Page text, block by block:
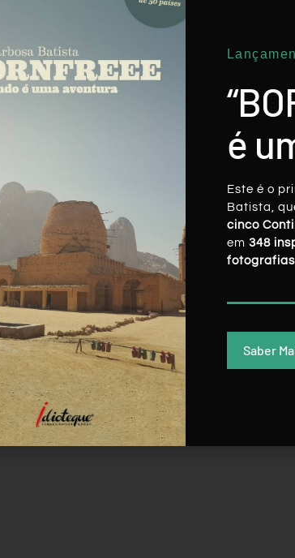
russo está a meia hora de autocarro. Na manhã
LinkedIn
é
Este é o
Batista,
cinco
em 348
fotografias
Saber